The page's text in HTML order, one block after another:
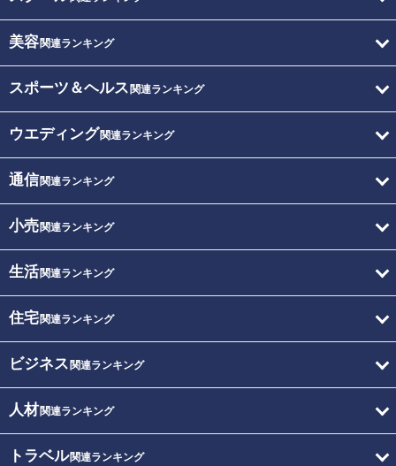
美容関連ランキング
スポーツ＆ヘルス 関連ランキング
ウエディング関連ランキング
通信関連ランキング
小売関連ランキング
生活関連ランキング
住宅関連ランキング
ビジネス 関連ランキング
人材関連ランキング
トラベル関連ランキング